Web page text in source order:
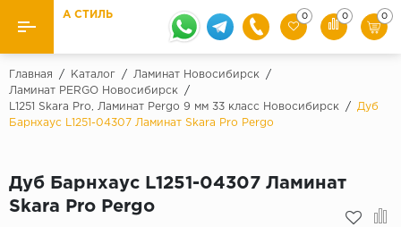
Назад
Ламинат Бренды
Quick Step
Ковролин и ковровая плитка
А СТИЛЬ 0 0 0
Главная / Каталог / Ламинат Новосибирск
/
Ламинат PERGO Новосибирск
/
L1251 Skara Pro, Ламинат Pergo 9 мм 33 класс Новосибирск
/
Дуб
Барнхаус L1251-04307 Ламинат Skara Pro Pergo
Дуб Барнхаус L1251-04307 Ламинат
Skara Pro Pergo